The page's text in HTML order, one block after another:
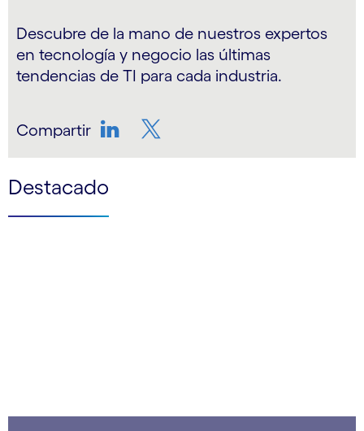
Descubre de la mano de nuestros expertos
en tecnología y negocio las últimas
tendencias de TI para cada industria.
Compartir
Destacado